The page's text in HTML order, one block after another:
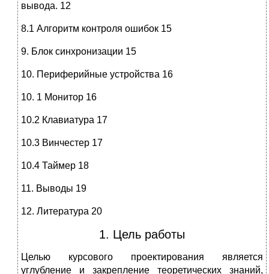
вывода. 12
8.1 Алгоритм контроля ошибок 15
9. Блок синхронизации 15
10. Периферийные устройства 16
10. 1 Монитор 16
10.2 Клавиатура 17
10.3 Винчестер 17
10.4 Таймер 18
11. Выводы 19
12. Литература 20
1. Цель работы
Целью курсового проектирования является
углубление и закрепление теоретических знаний,